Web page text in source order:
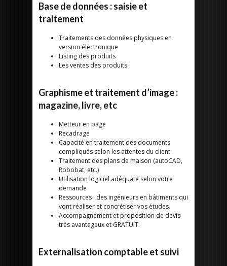
Base de données : saisie et
traitement
Traitements des données physiques en
version électronique
Listing des produits
Les ventes des produits
Graphisme et traitement d’image :
magazine, livre, etc
Metteur en page
Recadrage
Capacité en traitement des documents
compliqués selon les attentes du client.
Traitement des plans de maison (autoCAD,
Robobat, etc.)
Utilisation logiciel adéquate selon votre
demande
Ressources : des ingénieurs en bâtiments qui
vont réaliser et concrétiser vos études.
Accompagnement et proposition de devis
très avantageux et GRATUIT.
Externalisation comptable et suivi